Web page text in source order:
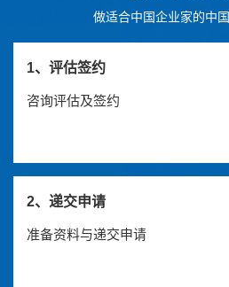
做适合中国企业家的中
1、评估签约
咨询评估及签约
2、递交申请
准备资料与递交申请